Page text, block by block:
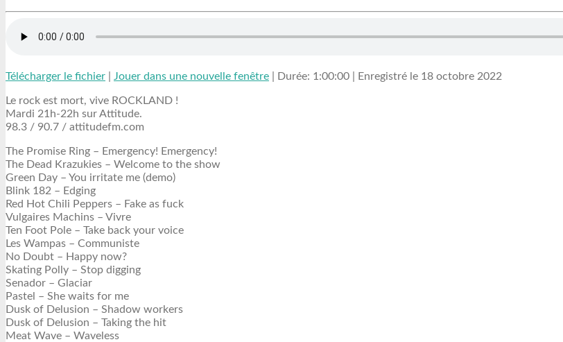
Télécharger le fichier Jouer dans une nouvelle fenêtre Durée: 1:00:00 Enregistré le 18 octobre 2022
Le rock est mort, vive ROCKLAND !
Mardi 21h-22h sur Attitude.
98.3 / 90.7 / attitudefm.com
The Promise Ring – Emergency! Emergency!
The Dead Krazukies – Welcome to the show
Green Day – You irritate me (demo)
Blink 182 – Edging
Red Hot Chili Peppers – Fake as fuck
Vulgaires Machins – Vivre
Ten Foot Pole – Take back your voice
Les Wampas – Communiste
No Doubt – Happy now?
Skating Polly – Stop digging
Senador – Glaciar
Pastel – She waits for me
Dusk of Delusion – Shadow workers
Dusk of Delusion – Taking the hit
Meat Wave – Waveless